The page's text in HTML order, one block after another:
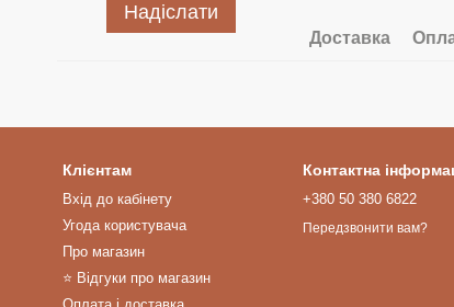
Надіслати
Доставка
Клієнтам
Вхід до кабінету
Угода користувача
Про магазин
⭐️ Відгуки про магазин
Контактна
+380 50 380 6822
Передзвонити вам?